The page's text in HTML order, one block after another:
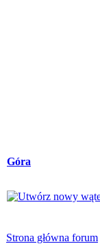
Góra
Strona główna forum